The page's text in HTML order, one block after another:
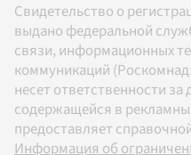
Свидетельство о
выдано федеральной
связи, информационных
коммуникаций
несет ответственности
содержащейся в
предоставляет
Информация об